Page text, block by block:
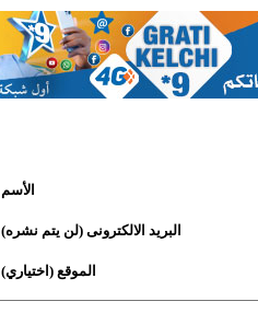
الأسم
البريد الالكترونى (لن يتم نشره)
الموقع (اختياري)